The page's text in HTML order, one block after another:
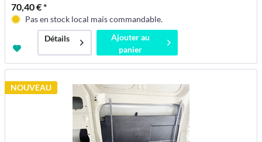
70,40 € *
Pas en stock local mais commandable.
Détails
Ajouter au
panier
NOUVEAU